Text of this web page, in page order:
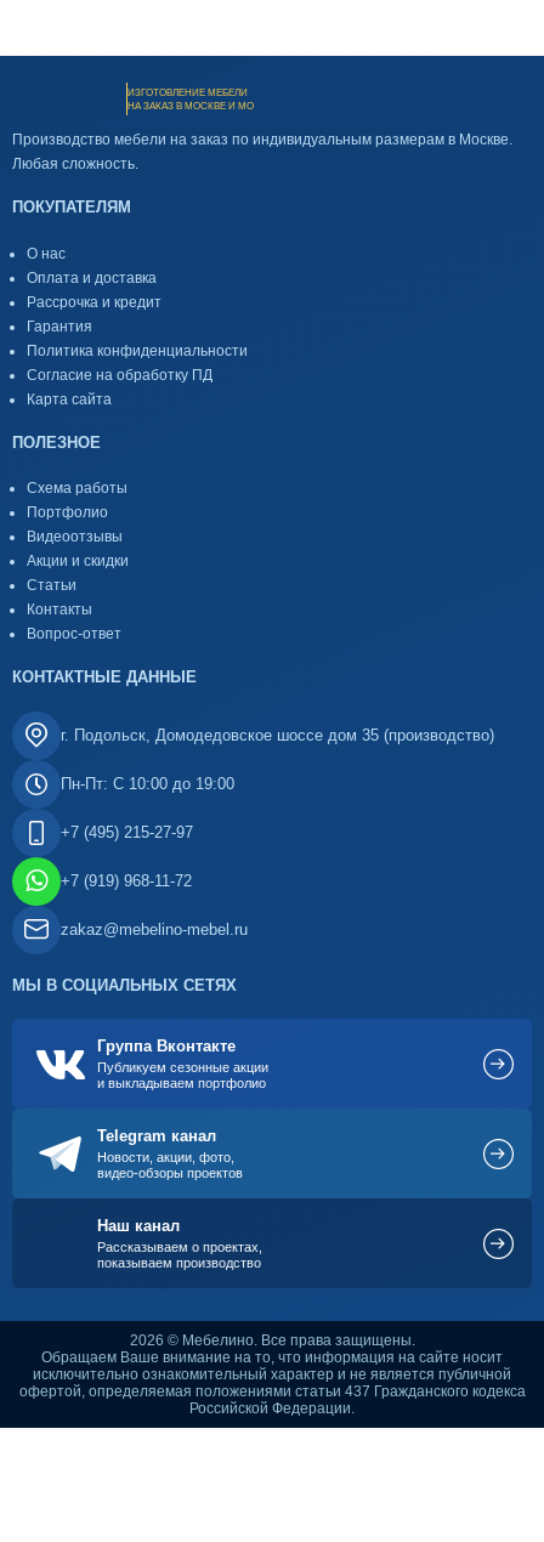
ИЗГОТОВЛЕНИЕ МЕБЕЛИ
НА ЗАКАЗ В МОСКВЕ И МО
Производство мебели на заказ по индивидуальным размерам в Москве.
Любая сложность.
ПОКУПАТЕЛЯМ
О нас
Оплата и доставка
Рассрочка и кредит
Гарантия
Политика конфиденциальности
Согласие на обработку ПД
Карта сайта
ПОЛЕЗНОЕ
Схема работы
Портфолио
Видеоотзывы
Акции и скидки
Статьи
Контакты
Вопрос-ответ
КОНТАКТНЫЕ ДАННЫЕ
г. Подольск, Домодедовское шоссе дом 35 (производство)
Пн-Пт: С 10:00 до 19:00
+7 (495) 215-27-97
+7 (919) 968-11-72
zakaz@mebelino-mebel.ru
МЫ В СОЦИАЛЬНЫХ СЕТЯХ
Группа Вконтакте
Публикуем сезонные акции
и выкладываем портфолио
Telegram канал
Новости, акции, фото,
видео-обзоры проектов
Наш канал
Рассказываем о проектах,
показываем производство
2026 © Мебелино. Все права защищены.
Обращаем Ваше внимание на то, что информация на сайте носит
исключительно ознакомительный характер и не является публичной
офертой, определяемая положениями статьи 437 Гражданского кодекса
Российской Федерации.